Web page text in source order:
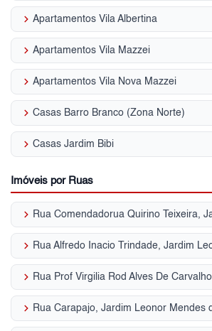
keyboard_arrow_right Apartamentos Vila Albertina
keyboard_arrow_right Apartamentos Vila Mazzei
keyboard_arrow_right Apartamentos Vila Nova Mazzei
keyboard_arrow_right Casas Barro Branco (Zona Norte)
keyboard_arrow_right Casas Jardim Bibi
Imóveis por Ruas
keyboard_arrow_right
keyboard_arrow_right
keyboard_arrow_right
keyboard_arrow_right Rua Carapajo, Jardim Leonor Mendes